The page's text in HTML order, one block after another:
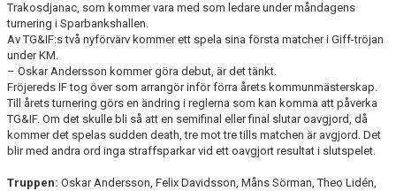
Trakosdjanac, som kommer vara med som ledare under måndagens
turnering i Sparbankshallen.
Av TG&IF:s två nyförvärv kommer ett spela sina första matcher i Giff-tröjan
under KM.
– Oskar Andersson kommer göra debut, är det tänkt.
Fröjereds IF tog över som arrangör inför förra årets kommunmästerskap.
Till årets turnering görs en ändring i reglerna som kan komma att påverka
TG&IF. Om det skulle bli så att en semifinal eller final slutar oavgjord, då
kommer det spelas sudden death, tre mot tre tills matchen är avgjord. Det
blir med andra ord inga straffsparkar vid ett oavgjort resultat i slutspelet.
Truppen: Oskar Andersson, Felix Davidsson, Måns Sörman, Theo Lidén,